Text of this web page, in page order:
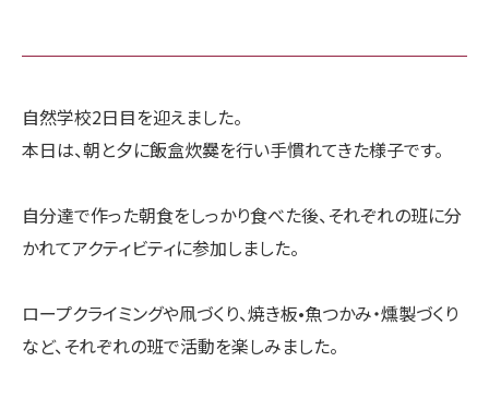
自然学校2日目を迎えました。
本日は、朝と夕に飯盒炊爨を行い手慣れてきた様子です。
自分達で作った朝食をしっかり食べた後、それぞれの班に分
かれてアクティビティに参加しました。
ロープクライミングや凧づくり、焼き板•魚つかみ・燻製づくり
など、それぞれの班で活動を楽しみました。